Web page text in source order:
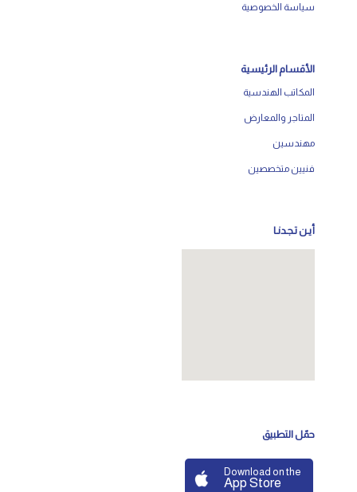
سياسة الخصوصية
الأقسام الرئيسية
المكاتب الهندسية
المتاجر والمعارض
مهندسين
فنيين متخصصين
أيـن تـجـدنـا
حمّل التطبيق
Download on the
App Store